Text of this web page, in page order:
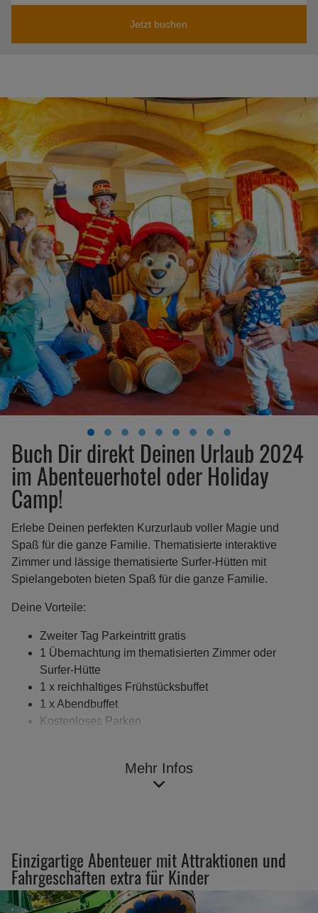
Jetzt buchen
Buch Dir direkt Deinen Urlaub 2024
im Abenteuerhotel oder Holiday
Camp!
Erlebe Deinen perfekten Kurzurlaub voller Magie und
Spaß für die ganze Familie. Thematisierte interaktive
Zimmer und l ässige thematisierte Surfer-Hütten mit
Spielangeboten bieten Spaß für die ganze Familie.
Deine Vorteile:
Zweiter Tag Parkeintritt gratis
1 Übernachtung im thematisierten Zimmer oder
Surfer-Hütte
1 x reichhaltiges Frühstücksbuffet
1 x Abendbuffet
Kostenloses Parken
Schatzsuche', Indoor-Spielplatz & Laser-Spiel.
Highlights für Kinder im Holiday Camp:
Erlebe Deinen Ferienpark-Aufenthalt in Niedersachsen!
Angebote entdecken
Mehr Infos
Einzigartige Abenteuer mit Attraktionen und
Fahrgeschäften extra für Kinder